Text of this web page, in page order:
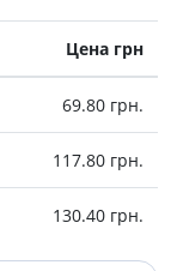
Цена грн
69.80 грн.
117.80 грн.
130.40 грн.